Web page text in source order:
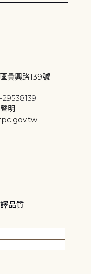
貴興路139號
明
品質